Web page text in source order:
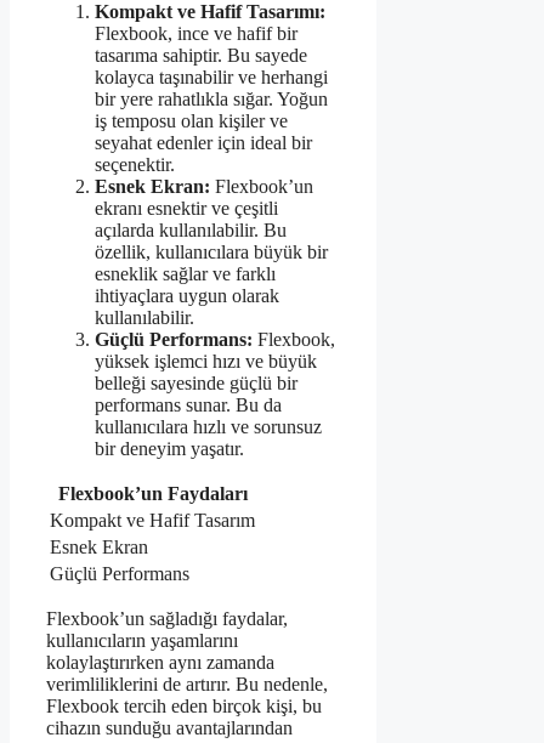
Kompakt ve Hafif Tasarımı:
Flexbook, ince ve hafif bir
tasarıma sahiptir. Bu sayede
kolayca taşınabilir ve herhangi
bir yere rahatlıkla sığar. Yoğun
iş temposu olan kişiler ve
seyahat edenler için ideal bir
seçenektir.
Esnek Ekran: Flexbook’un
ekranı esnektir ve çeşitli
açılarda kullanılabilir. Bu
özellik, kullanıcılara büyük bir
esneklik sağlar ve farklı
ihtiyaçlara uygun olarak
kullanılabilir.
Güçlü Performans: Flexbook,
yüksek işlemci hızı ve büyük
belleği sayesinde güçlü bir
performans sunar. Bu da
kullanıcılara hızlı ve sorunsuz
bir deneyim yaşatır.
Flexbook’un Faydaları
Kompakt ve Hafif Tasarım
Esnek Ekran
Güçlü Performans
Flexbook’un sağladığı faydalar,
kullanıcıların yaşamlarını
kolaylaştırırken aynı zamanda
verimliliklerini de artırır. Bu nedenle,
Flexbook tercih eden birçok kişi, bu
cihazın sunduğu avantajlarından